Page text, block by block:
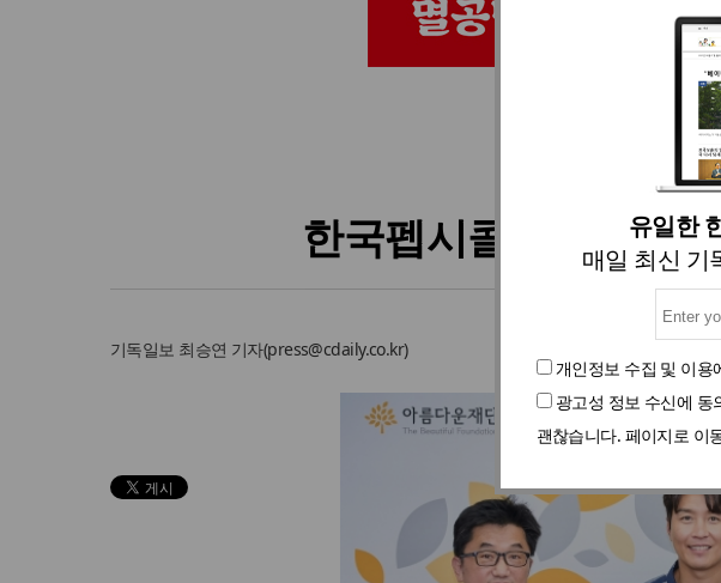
유일한
매일 최신 기
개인정보 수집 및 이용
광고성 정보 수신에 동
괜찮습니다. 페이지로 이
교단/단
한국펩시콜라-이동국,
기독일보 최승연 기자(press@cdaily.co.kr)